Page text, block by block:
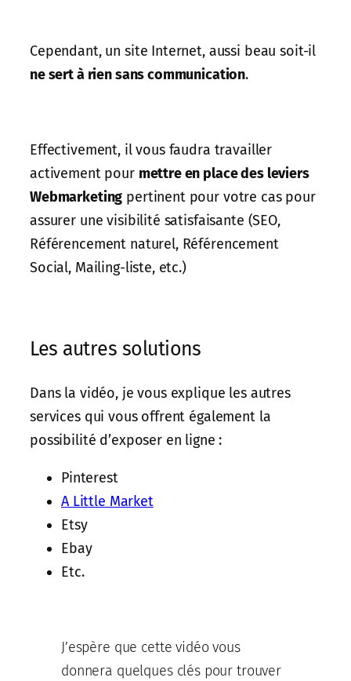
Cependant, un site Internet, aussi beau soit-il
ne sert à rien sans communication.
Effectivement, il vous faudra travailler
activement pour mettre en place des leviers
Webmarketing pertinent pour votre cas pour
assurer une visibilité satisfaisante (SEO,
Référencement naturel, Référencement
Social, Mailing-liste, etc.)
Les autres solutions
Dans la vidéo, je vous explique les autres
services qui vous offrent également la
possibilité d’exposer en ligne :
Pinterest
A Little Market
Etsy
Ebay
Etc.
J’espère que cette vidéo vous
donnera quelques clés pour trouver